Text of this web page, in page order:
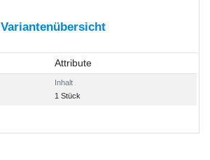
Variantenübersicht
Attribute
Inhalt
1 Stück